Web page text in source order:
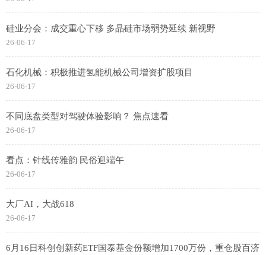
硅业分会：成交重心下移 多晶硅市场弱势延续 新视野
26-06-17
石化机械：积极推进氢能机械公司增资扩股项目
26-06-17
不同底盘类型对驾驶体验影响？ 焦点速看
26-06-17
看点：针线传雅韵 民俗迎端午
26-06-17
大厂AI，大战618
26-06-17
6月16日科创创新药ETF国泰基金份额增加1700万份，重仓股百济